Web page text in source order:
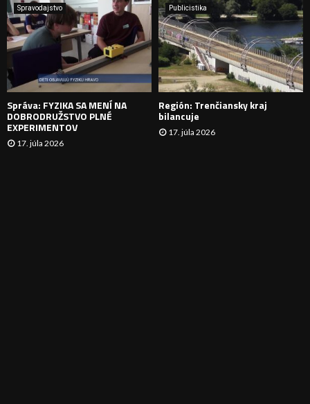
A
N
I
E
Spravodajstvo
Správa: FYZIKA SA MENÍ NA
DOBRODRUŽSTVO PLNÉ
EXPERIMENTOV
17. júla 2026
Publicistika
Región: Trenčiansky kraj
bilancuje
17. júla 2026